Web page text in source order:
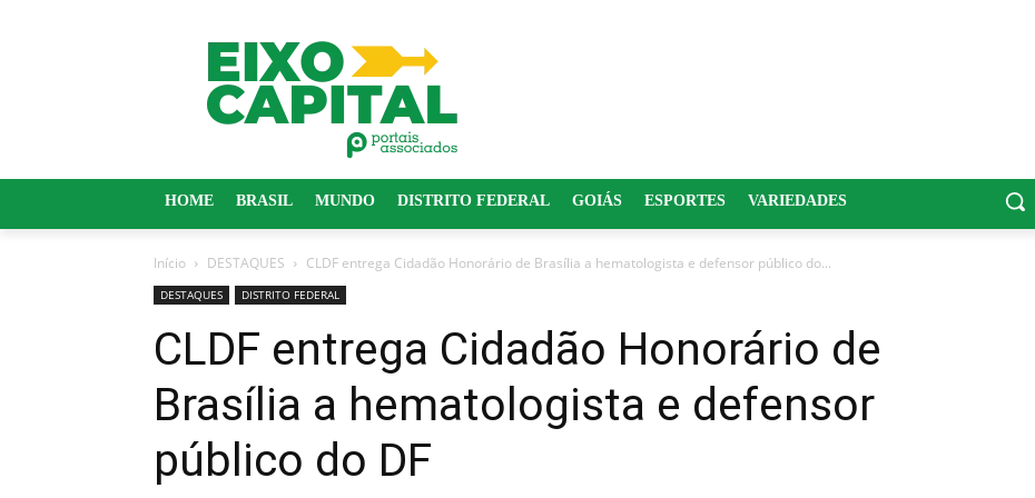
HOME BRASIL MUNDO DISTRITO FEDERAL GOIÁS ESPORTES VARIEDADES
Início DESTAQUES CLDF entrega Cidadão Honorário de Brasília a hematologista e defensor público do...
DESTAQUES DISTRITO FEDERAL
CLDF entrega Cidadão Honorário de
Brasília a hematologista e defensor
público do DF